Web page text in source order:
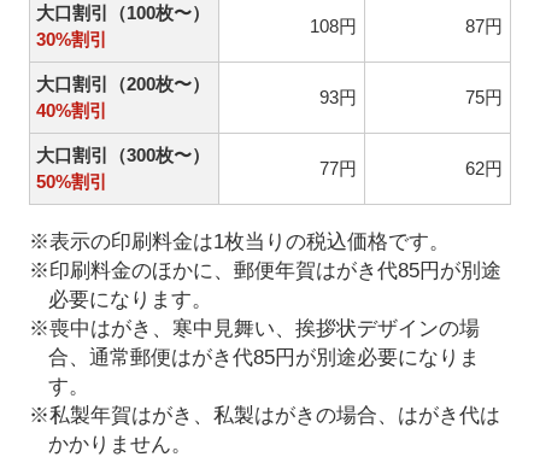
大口割引（100枚〜）
30%割引
108円 87円
大口割引（200枚〜）
40%割引
93円 75円
大口割引（300枚〜）
50%割引
77円 62円
※表示の印刷料金は1枚当りの税込価格です。
※印刷料金のほかに、郵便年賀はがき代85円が別途
必要になります。
※喪中はがき、寒中見舞い、挨拶状デザインの場
合、通常郵便はがき代85円が別途必要になりま
す。
※私製年賀はがき、私製はがきの場合、はがき代は
かかりません。